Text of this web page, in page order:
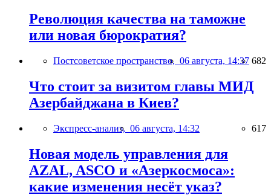
Революция качества на таможне
или новая бюрократия?
Постсоветское пространство, 06 августа, 14:37 682
Что стоит за визитом главы МИД
Азербайджана в Киев?
Экспресс-анализ, 06 августа, 14:32 617
Новая модель управления для
AZAL, ASCO и «Азеркосмоса»:
какие изменения несёт указ?